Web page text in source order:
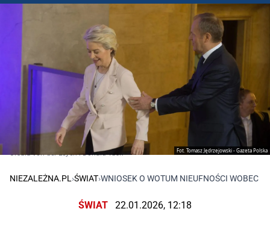
Fot. Tomasz Jędrzejowski - Gazeta Polska
Ursula von der Leyen i Donald Tusk
NIEZALEŻNA.PL ›ŚWIAT›WNIOSEK O WOTUM NIEUFNOŚCI WOBEC
ŚWIAT 22.01.2026, 12:18